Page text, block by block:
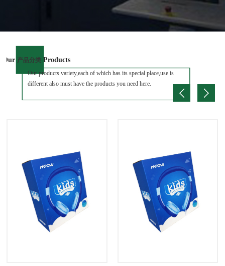
Our 产品分类 Products
Our products variety,each of which has its special place,use is
different also must have the products you need here.